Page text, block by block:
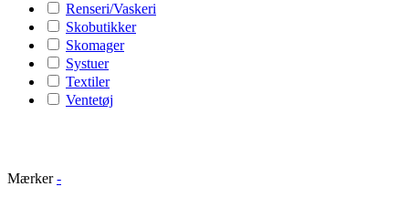
Renseri/Vaskeri
Skobutikker
Skomager
Systuer
Textiler
Ventetøj
Mærker -